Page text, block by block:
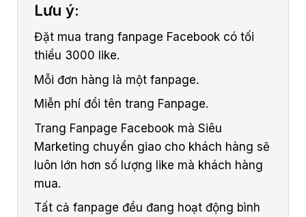
Lưu ý:
Đặt mua trang fanpage Facebook có tối
thiểu 3000 like.
Mỗi đơn hàng là một fanpage.
Miễn phí đổi tên trang Fanpage.
Trang Fanpage Facebook mà Siêu
Marketing chuyển giao cho khách hàng sẽ
luôn lớn hơn số lượng like mà khách hàng
mua.
Tất cả fanpage đều đang hoạt động bình